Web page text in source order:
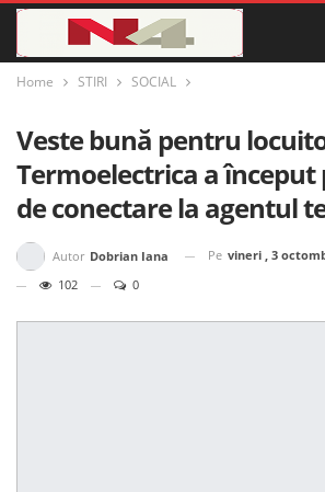
Home STIRI SOCIAL
Veste bună pentru
Termoelectrica a început
de conectare la agentul
Autor Dobrian Iana Pe vineri , 3
102
0